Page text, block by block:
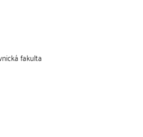
fakulta